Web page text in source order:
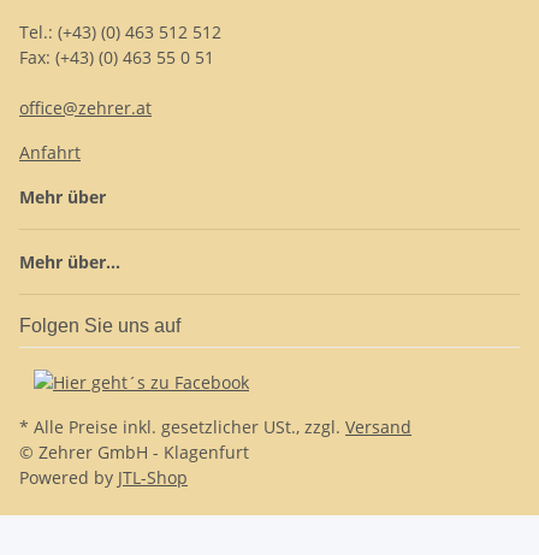
Tel.: (+43) (0) 463 512 512
Fax: (+43) (0) 463 55 0 51
office@zehrer.at
Anfahrt
Mehr über
Mehr über...
Folgen Sie uns auf
* Alle Preise inkl. gesetzlicher USt., zzgl. Versand
© Zehrer GmbH - Klagenfurt
Powered by JTL-Shop